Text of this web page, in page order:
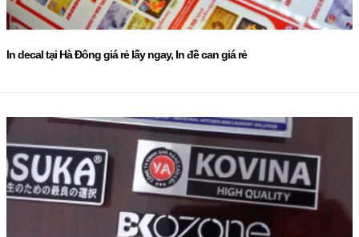
In decal tại Hà Đông giá rẻ lấy ngay, In đề can giá rẻ